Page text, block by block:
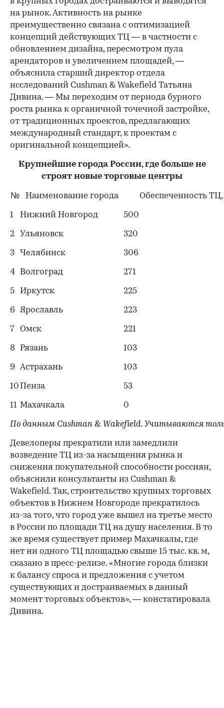
на рынок. Активность на рынке
преимущественно связана с оптимизацией
концепций действующих ТЦ — в частности с
обновлением дизайна, пересмотром пула
арендаторов и увеличением площадей, —
объяснила старший директор отдела
исследований Cushman & Wakefield Татьяна
Дивина. — Мы переходим от периода бурного
роста рынка к органичной точечной застройке,
от традиционных проектов, предлагающих
международный стандарт, к проектам с
оригинальной концепцией».
Крупнейшие города России, где больше не
строят новые торговые центры
№ Наименование города Обеспеченность
1 Нижний Новгород 500
2 Ульяновск 320
3 Челябинск 306
4 Волгоград 271
5 Иркутск 225
6 Ярославль 223
7 Омск 221
8 Рязань 103
9 Астрахань 103
10 Пенза 53
11 Махачкала 0
По данным Cushman & Wakefield. Учитываются
Девелоперы прекратили или замедлили
возведение ТЦ из-за насыщения рынка и
снижения покупательной способности россиян,
объяснили консультанты из Cushman &
Wakefield. Так, строительство крупных торговых
объектов в Нижнем Новгороде прекратилось
из-за того, что город уже вышел на третье место
в России по площади ТЦ на душу населения. В то
же время существует пример Махачкалы, где
нет ни одного ТЦ площадью свыше 15 тыс. кв. м,
сказано в пресс-релизе. «Многие города близки
к балансу спроса и предложения с учетом
существующих и достраиваемых в данный
момент торговых объектов», — констатировала
Дивина.